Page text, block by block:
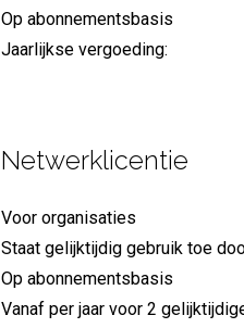
Op abonnementsbasis
Jaarlijkse vergoeding:
Netwerklicentie
Voor organisaties
Staat gelijktijdig gebruik toe
Op abonnementsbasis
Vanaf per jaar voor 2